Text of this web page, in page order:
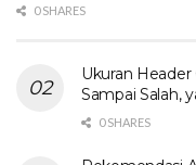
0 SHARES
Ukuran
Sampai Salah,
0 SHARES